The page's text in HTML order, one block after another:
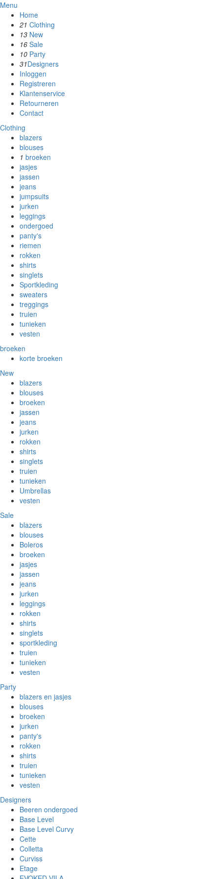
Menu
Home
21 Clothing
13 New
16 Sale
10 Party
31Designers
Inloggen
Registreren
Klantenservice
Retourneren
Contact
Clothing
blazers
blouses
1 broeken
jasjes
jassen
jeans
jumpsuits
jurken
leggings
ondergoed
panty's
riemen
rokken
shirts
singlets
Sportkleding
sweaters
treggings
truien
tunieken
vesten
broeken
korte broeken
New
blazers
blouses
broeken
jassen
jeans
jurken
rokken
shirts
singlets
truien
tunieken
Umbrellas
vesten
Sale
blazers
blouses
Boleros
broeken
jasjes
jassen
jeans
jurken
leggings
rokken
shirts
singlets
sportkleding
truien
tunieken
vesten
Party
blazers en jasjes
blouses
broeken
jurken
panty's
rokken
shirts
truien
tunieken
vesten
Designers
Beeren ondergoed
Base Level
Base Level Curvy
Cette
Colletta
Curviss
Etage